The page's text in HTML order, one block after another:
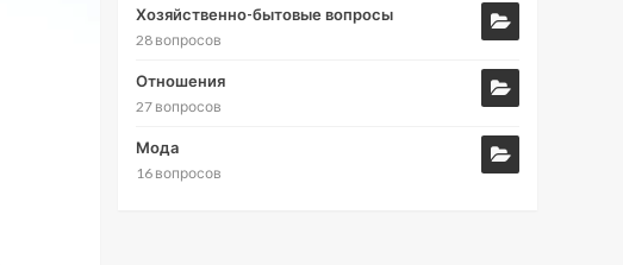
Хозяйственно-бытовые вопросы
28 вопросов
Отношения
27 вопросов
Мода
16 вопросов